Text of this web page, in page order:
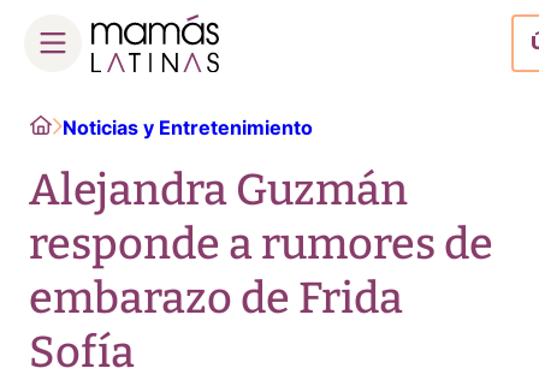
content
HomeNoticias y Entretenimiento
Alejandra Guzmán
responde a rumores de
embarazo de Frida
Sofía